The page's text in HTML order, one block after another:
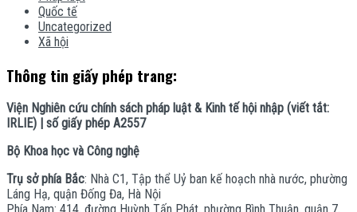
Quốc tế
Uncategorized
Xã hội
Thông tin giấy phép trang:
Viện Nghiên cứu chính sách pháp luật & Kinh tế hội nhập (viết tắt:
IRLIE) | số giấy phép A2557
Bộ Khoa học và Công nghệ
Trụ sở phía Bắc: Nhà C1, Tập thể Uỷ ban kế hoạch nhà nước, phường
Láng Hạ, quận Đống Đa, Hà Nội